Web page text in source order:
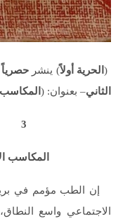
(الحرية أولاً) ينشرحصرياً
الثاني– بعنوان: (
المكاسب
إن الطب مؤمم في
الاجتماعي واسع